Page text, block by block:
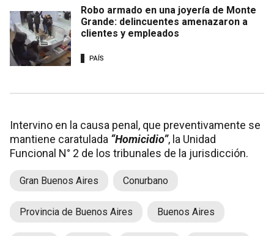
Robo armado en una joyería de Monte
Grande: delincuentes amenazaron a
clientes y empleados
PAÍS
Intervino en la causa penal, que preventivamente se
mantiene caratulada “Homicidio”, la Unidad
Funcional N° 2 de los tribunales de la jurisdicción.
Gran Buenos Aires Conurbano
Provincia de Buenos Aires Buenos Aires